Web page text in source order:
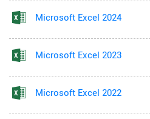
Microsoft Excel 2024
Microsoft Excel 2023
Microsoft Excel 2022